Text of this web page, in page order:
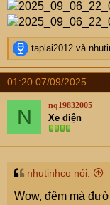
R
e
a
c
t
n
s
taplai2012 và
01:20 07/09/2025
N nq19832005
Xe điện
nhutinhco nói:
Wow, đêm mà